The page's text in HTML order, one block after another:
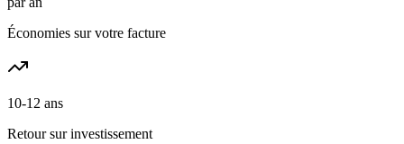
Économies sur votre facture
10-12 ans
Retour sur investissement